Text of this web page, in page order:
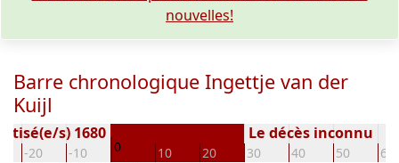
nouvelles!
Barre chronologique Ingettje van der
Kuijl
-20 -10 0 10 20 30 40 50 60
s) 1680 Le décès inconnu